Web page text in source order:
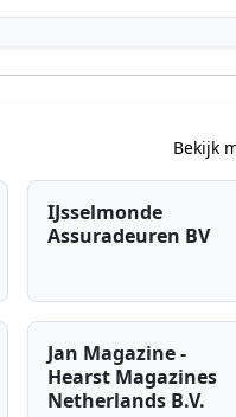
Bekijk
IJsselmonde
Assuradeuren BV
Jan Magazine -
Hearst Magazines
Netherlands B.V.